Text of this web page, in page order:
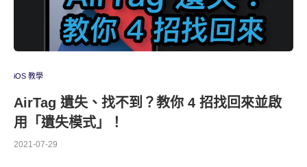
iOS 教學
AirTag 遺失、找不到？教你 4 招找回來並啟
用「遺失模式」！
2021-07-29